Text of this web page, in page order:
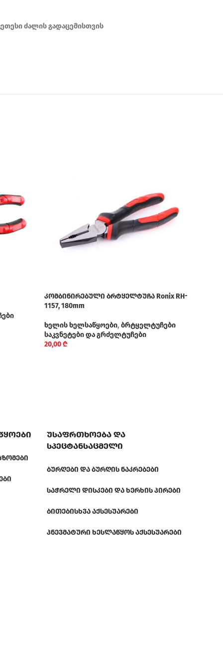
ძალის გადაცემისთვის
კომბინირებული ბრტყელტუჩა Ronix RH-
1157, 180mm
ხელის ხელსაწყოები, ბრტყელტუჩები
საკვნეტები და გრძელტუჩები
20,00₾
უსაფრთხოება და
სპეცტანსაცმელი
ᲑᲣᲠᲦᲔᲑᲘ ᲓᲐ ᲑᲣᲠᲦᲘᲡ ᲜᲐᲙᲠᲔᲑᲔᲑᲘ
ᲡᲐᲭᲠᲔᲚᲘ ᲓᲘᲡᲙᲔᲑᲘ ᲓᲐ ᲮᲔᲠᲮᲘᲡ ᲞᲘᲠᲔᲑᲘ
ᲑᲘᲗᲔᲑᲘᲡᲮᲕᲐ ᲐᲥᲡᲔᲡᲣᲐᲠᲔᲑᲘ
ᲞᲜᲔᲕᲛᲐᲢᲣᲠᲘ ᲮᲔᲡᲚᲐᲬᲧᲝᲡ ᲐᲥᲡᲔᲡᲣᲐᲠᲔᲑᲘ